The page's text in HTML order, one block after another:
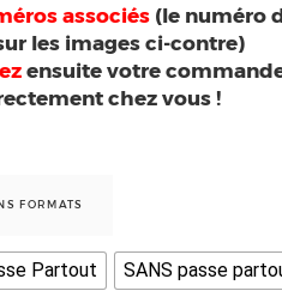
associés (le numéro
les images ci-contre)
ensuite votre
chez vous !
FORMATS
Partout SANS passe